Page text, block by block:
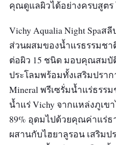
คุณดูแลผิวได้อย่างครบสูตร
Vichy Aqualia Night Spa
ส่วนผสมของน้ำแรธรรมช
ต่อผิว 15 ชนิด มอบคุณสมบั
ประโลมพร้อมทั้งเสริมปรา
Mineral พรีเซรั่มน้ำแร่ธร
น้ำแร่ Vichy จากแหล่งภูเข
89% อุดมไปด้วยคุณค่าแร่ธ
ผสานกับไฮยาลูรอน เสริม